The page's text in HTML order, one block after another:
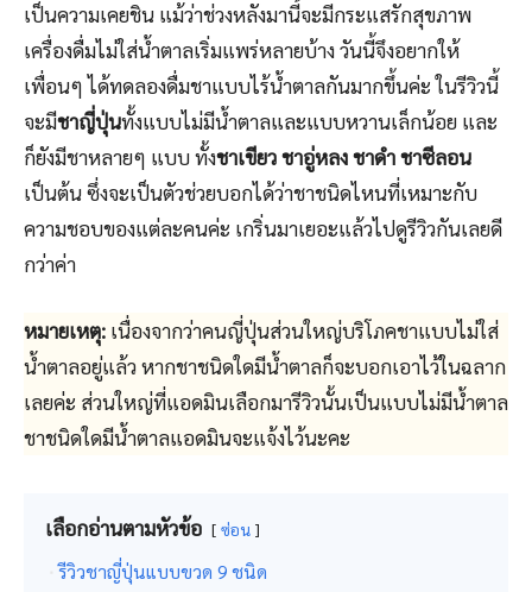
เป็นความเคยชิน แม้ว่าช่วงหลังมานี้จะมีกระแสรักสุขภาพ
เครื่องดื่มไม่ใส่น้ำตาลเริ่มแพร่หลายบ้าง วันนี้จึงอยากให้
เพื่อนๆ ได้ทดลองดื่มชาแบบไร้น้ำตาลกันมากขึ้นค่ะ ในรีวิวนี้
จะมีชาญี่ปุ่นทั้งแบบไม่มีน้ำตาลและแบบหวานเล็กน้อย และ
ก็ยังมีชาหลายๆ แบบ ทั้งชาเขียว ชาอู่หลง ชาดำ ชาซีลอน
เป็นต้น ซึ่งจะเป็นตัวช่วยบอกได้ว่าชาชนิดไหนที่เหมาะกับ
ความชอบของแต่ละคนค่ะ เกริ่นมาเยอะแล้วไปดูรีวิวกันเลยดี
กว่าค่า
หมายเหตุ: เนื่องจากว่าคนญี่ปุ่นส่วนใหญ่บริโภคชาแบบไม่ใส่
น้ำตาลอยู่แล้ว หากชาชนิดใดมีน้ำตาลก็จะบอกเอาไว้ในฉลาก
เลยค่ะ ส่วนใหญ่ที่แอดมินเลือกมารีวิวนั้นเป็นแบบไม่มีน้ำตาล
ชาชนิดใดมีน้ำตาลแอดมินจะแจ้งไว้นะคะ
เลือกอ่านตามหัวข้อ ซ่อน
รีวิวชาญี่ปุ่นแบบขวด 9 ชนิด